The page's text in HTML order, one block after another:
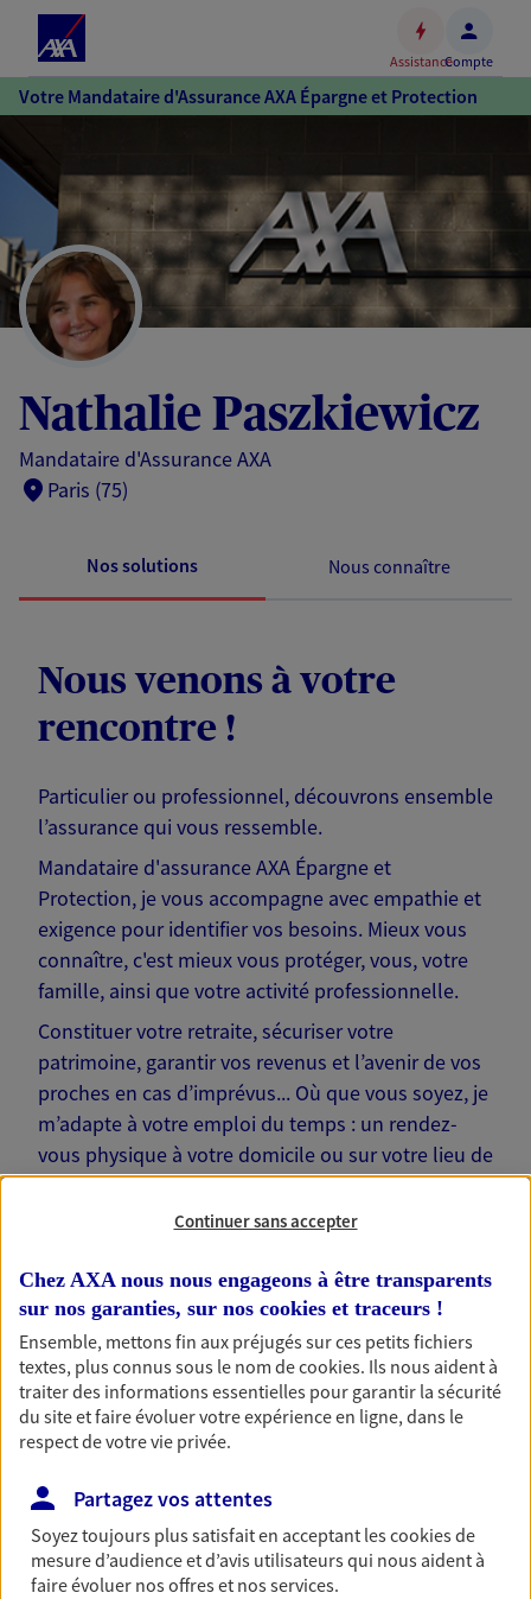
Accéder
au
Accéder
au
pied
de
page
AssistanceCompte
Votre Mandataire d'Assurance AXA Épargne et Protection
Nathalie Paszkiewicz
Mandataire d'Assurance AXA
Paris (75)
Nos solutions Nous connaître
Nous venons à votre
rencontre !
Particulier ou professionnel, découvrons ensemble
l’assurance qui vous ressemble.
Mandataire d'assurance AXA Épargne et
Protection, je vous accompagne avec empathie et
exigence pour identifier vos besoins. Mieux vous
connaître, c'est mieux vous protéger, vous, votre
famille, ainsi que votre activité professionnelle.
Constituer votre retraite, sécuriser votre
patrimoine, garantir vos revenus et l’avenir de vos
proches en cas d’imprévus... Où que vous soyez, je
m’adapte à votre emploi du temps : un rendez-
vous physique à votre domicile ou sur votre lieu de
travail… Je suis là pour échanger avec vous !
Nos offres phares
Épargne
immobilier, études des enfants ou voyage autour
du monde… Épargnez à votre rythme et
simplement, selon votre profil.
Continuer sans accepter
Chez AXA nous nous engageons à être transparents
sur nos garanties, sur nos cookies et traceurs !
Ensemble, mettons fin aux préjugés sur ces petits fichiers
textes, plus connus sous le nom decookies. Ils nous aident à
traiter des informations essentielles pour garantir la sécurité
du site et faire évoluer votre expérience en ligne, dans le
respect de votre vie privée.
Partagez vos attentes
Soyez toujours plus satisfait en acceptant lescookiesde
mesure d’audience et d’avis utilisateurs qui nous aident à
faire évoluer nos offres et nos services.